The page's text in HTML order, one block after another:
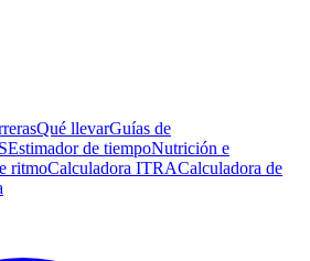
Qué llevarGuías de
Estimador de tiempoNutrición e
ritmoCalculadora ITRACalculadora de